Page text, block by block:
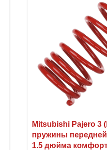
Mitsubishi Pajero 3
пружины
1.5 дюйма